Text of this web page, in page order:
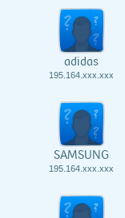
adidas
195.164.xxx.xxx
SAMSUNG
195.164.xxx.xxx